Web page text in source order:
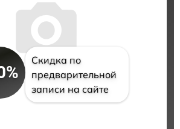
Скидка по
предварительной
записи на сайте